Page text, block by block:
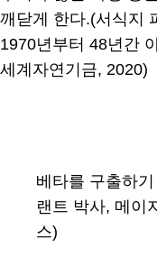
깨닫게 한다.(서식지
1970년부터 48년간
세계자연기금, 2020)
베타를 구출하
랜트 박사, 메이
스)